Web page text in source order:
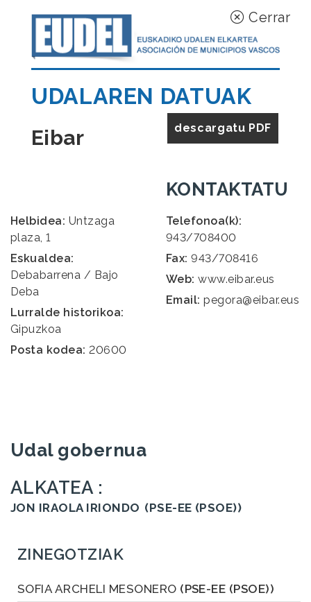
Cerrar
UDALAREN DATUAK
descargatu PDF
Eibar
Helbidea: Untzaga
plaza, 1
Eskualdea:
Debabarrena / Bajo
Deba
Lurralde historikoa:
Gipuzkoa
Posta kodea: 20600
KONTAKTATU
Telefonoa(k):
943/708400
Fax: 943/708416
Web: www.eibar.eus
Email: pegora@eibar.eus
Udal gobernua
ALKATEA :
JON IRAOLA IRIONDO (PSE-EE (PSOE))
ZINEGOTZIAK
SOFIA ARCHELI MESONERO (PSE-EE (PSOE))